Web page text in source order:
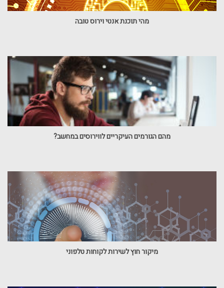
מהי תוכנת אנטי וירוס טובה
מהם הגורמים העיקריים לווירוסים במחשב?
מיקור חוץ לשירות לקוחות טלפוני